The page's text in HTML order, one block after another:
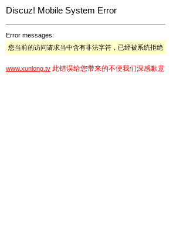
Discuz! Mobile System Error
Error messages:
您当前的访问请求当中含有非法字符，已经被系统拒绝
www.xunlong.tv 此错误给您带来的不便我们深感歉意